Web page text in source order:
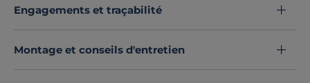
Engagements et traçabilité
Montage et conseils d'entretien